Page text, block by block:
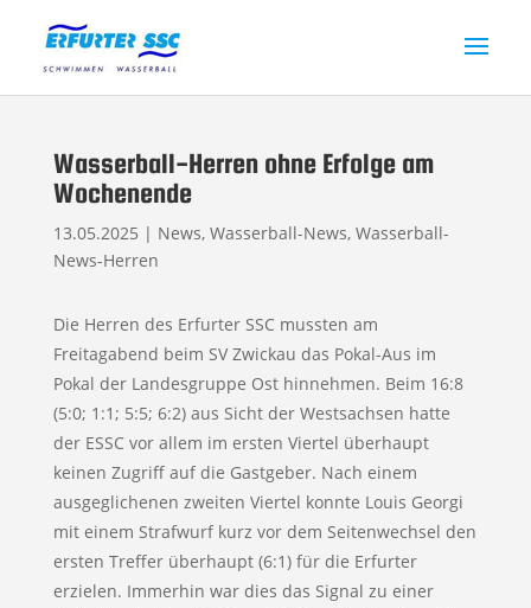
Wasserball-Herren ohne Erfolge am
Wochenende
13.05.2025 | News, Wasserball-News, Wasserball-
News-Herren
Die Herren des Erfurter SSC mussten am
Freitagabend beim SV Zwickau das Pokal-Aus im
Pokal der Landesgruppe Ost hinnehmen. Beim 16:8
(5:0; 1:1; 5:5; 6:2) aus Sicht der Westsachsen hatte
der ESSC vor allem im ersten Viertel überhaupt
keinen Zugriff auf die Gastgeber. Nach einem
ausgeglichenen zweiten Viertel konnte Louis Georgi
mit einem Strafwurf kurz vor dem Seitenwechsel den
ersten Treffer überhaupt (6:1) für die Erfurter
erzielen. Immerhin war dies das Signal zu einer